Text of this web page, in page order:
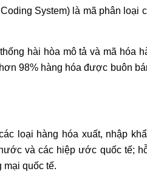
System) là mã phân loại
hài hòa mô tả và mã hóa
98% hàng hóa được buôn
loại hàng hóa xuất, nhập
và các hiệp ước quốc tế;
quốc tế.